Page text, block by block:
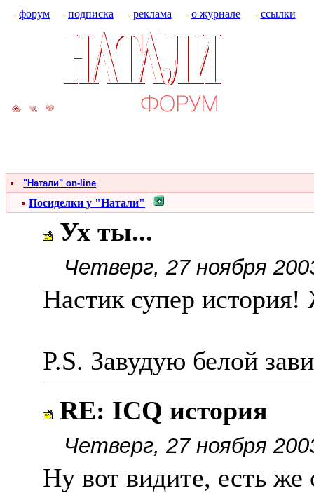
форум подписка реклама о журнале ссылки
"Натали" on-line
Посиделки у "Натали"
Ух ты...
Четверг, 27 ноября
Настик супер
P.S. Завудую белой
RE: ICQ история
Четверг, 27 ноября
Ну вот видите, есть же